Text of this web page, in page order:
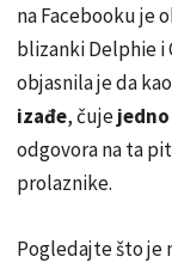
na Facebooku je
blizanki Delphie i
objasnila je da
izađe, čuje
odgovora na ta
prolaznike.
Pogledajte što je